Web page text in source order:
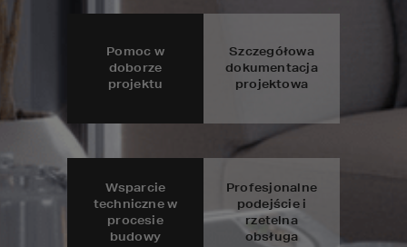
Pomoc w
doborze
projektu
Szczegółowa
dokumentacja
projektowa
Wsparcie
techniczne w
procesie
budowy
Profesjonalne
podejście i
rzetelna
obsługa